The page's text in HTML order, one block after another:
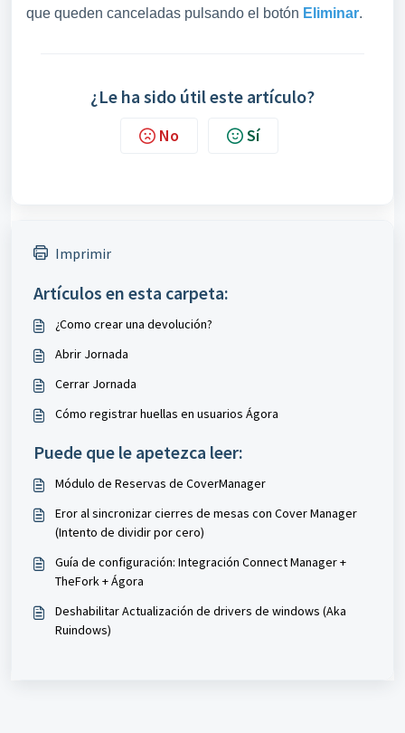
que queden canceladas pulsando el botón Eliminar.
¿Le ha sido útil este artículo?
No Sí
Imprimir
Artículos en esta carpeta:
¿Como crear una devolución?
Abrir Jornada
Cerrar Jornada
Cómo registrar huellas en usuarios Ágora
Puede que le apetezca leer:
Módulo de Reservas de CoverManager
Eror al sincronizar cierres de mesas con Cover Manager
(Intento de dividir por cero)
Guía de configuración: Integración Connect Manager +
TheFork + Ágora
Deshabilitar Actualización de drivers de windows (Aka
Ruindows)